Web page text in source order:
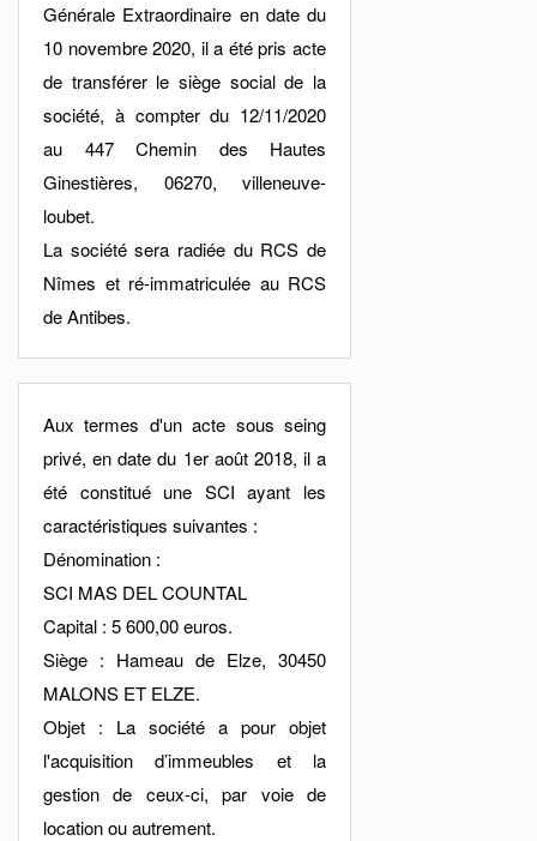
Générale Extraordinaire en date du
10 novembre 2020, il a été pris acte
de transférer le siège social de la
société, à compter du 12/11/2020
au 447 Chemin des Hautes
Ginestières, 06270, villeneuve-
loubet.
La société sera radiée du RCS de
Nîmes et ré-immatriculée au RCS
de Antibes.
Aux termes d'un acte sous seing
privé, en date du 1er août 2018, il a
été constitué une SCI ayant les
caractéristiques suivantes :
Dénomination :
SCI MAS DEL COUNTAL
Capital : 5 600,00 euros.
Siège : Hameau de Elze, 30450
MALONS ET ELZE.
Objet : La société a pour objet
l'acquisition d’immeubles et la
gestion de ceux-ci, par voie de
location ou autrement.